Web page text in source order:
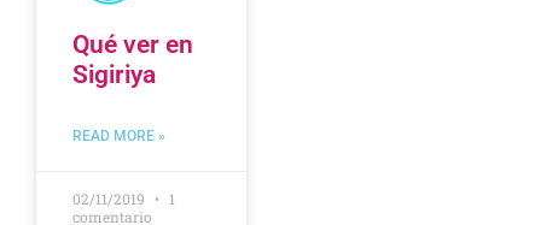
Qué ver en
Sigiriya
READ MORE »
02/11/2019
1
comentario